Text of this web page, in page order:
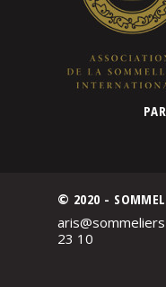
© 2020 -
23 10